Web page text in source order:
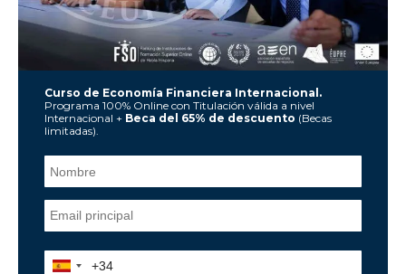
Curso de Economía Financiera Internacional.
Programa 100% Online con Titulación válida a nivel
Internacional + Beca del 65% de descuento (Becas
limitadas).